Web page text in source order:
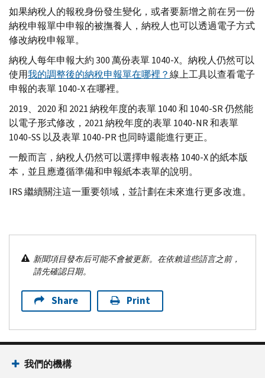
如果納稅人的報稅身份發生變化，或者要新增之前在另一份
納稅申報單中申報的被撫養人，納稅人也可以透過電子方式
修改納稅申報單。
納稅人每年申報大約 300 萬份表單 1040-X。納稅人仍然可以
使用我的調整後的納稅申報單在哪裡？線上工具以查看電子
申報的表單 1040-X在哪裡。
2019、2020 和 2021 納稅年度的表單 1040 和 1040-SR仍然能
以電子形式修改，2021 納稅年度的表單 1040-NR和表單
1040-SS 以及表單 1040-PR也同時還能進行更正。
一般而言，納稅人仍然可以選擇申報表格 1040-X的紙本版
本，並且應遵循準備和申報紙本表單的說明。
IRS繼續關注這一重要領域，並計劃在未來進行更多改進。
新聞項目發布后可能不會被更新。在依賴這些語言之前，
請先確認日期。
Share Print
我們的機構